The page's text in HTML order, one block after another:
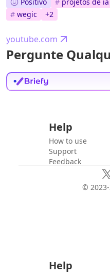
# wegic +2
youtube.com
Pergunte
Help
How to use
Support
Feedback
© 2023-
Help